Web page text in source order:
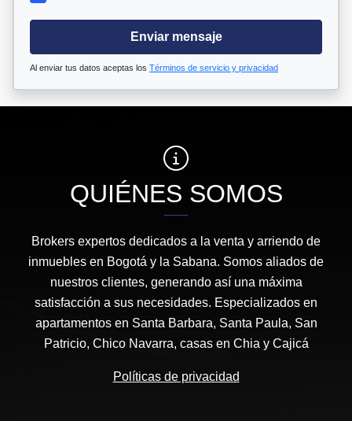
Enviar mensaje
Al enviar tus datos aceptas los Términos de servicio y privacidad
QUIÉNES SOMOS
Brokers expertos dedicados a la venta y arriendo de
inmuebles en Bogotá y la Sabana. Somos aliados de
nuestros clientes, generando así una máxima
satisfacción a sus necesidades. Especializados en
apartamentos en Santa Barbara, Santa Paula, San
Patricio, Chico Navarra, casas en Chia y Cajicá
Políticas de privacidad